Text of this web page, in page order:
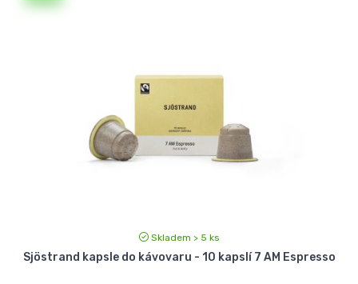
Skladem > 5 ks
Sjöstrand kapsle do kávovaru - 10 kapslí 7 AM Espresso